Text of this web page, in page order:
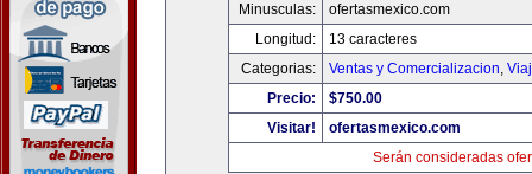
Minusculas:
ofertasmexico.com
Longitud:
13 caracteres
Categorias:
Ventas y Comercializacion,
Precio:
$750.00
Visitar!
ofertasmexico.com
Serán consideradas